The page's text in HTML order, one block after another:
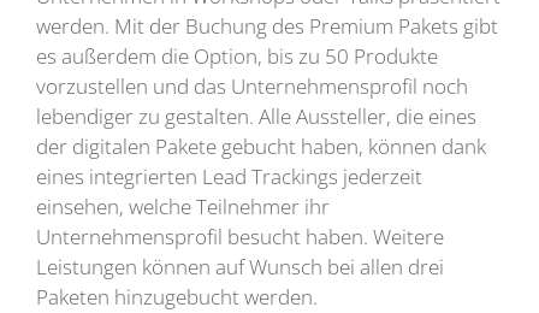
werden. Mit der Buchung des Premium Pakets gibt
es außerdem die Option, bis zu 50 Produkte
vorzustellen und das Unternehmensprofil noch
lebendiger zu gestalten. Alle Aussteller, die eines
der digitalen Pakete gebucht haben, können dank
eines integrierten Lead Trackings jederzeit
einsehen, welche Teilnehmer ihr
Unternehmensprofil besucht haben. Weitere
Leistungen können auf Wunsch bei allen drei
Paketen hinzugebucht werden.